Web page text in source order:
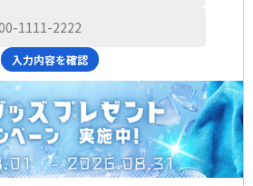
入力内容を確認